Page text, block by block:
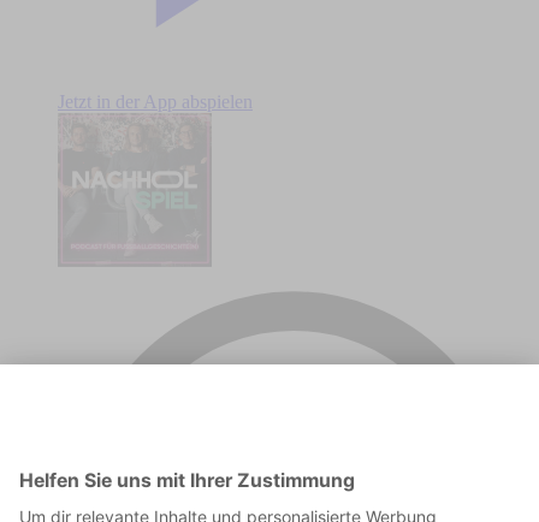
Jetzt in der App abspielen